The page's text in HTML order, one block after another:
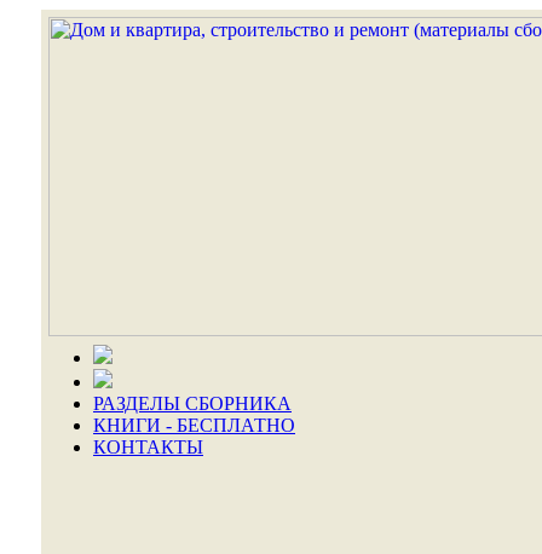
РАЗДЕЛЫ СБОРНИКА
КНИГИ - БЕСПЛАТНО
КОНТАКТЫ